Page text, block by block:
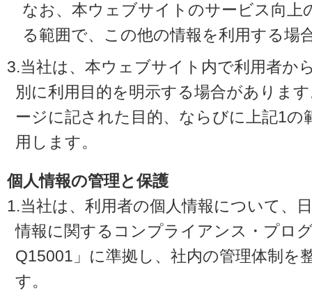
なお、本ウェブサイトのサービス向上
る範囲で、この他の情報を利用する場
3.当社は、本ウェブサイト内で利用者か
別に利用目的を明示する場合がありま
ージに記された目的、ならびに上記1の
用します。
個人情報の管理と保護
1.当社は、利用者の個人情報について、
情報に関するコンプライアンス・プロ
Q15001」に準拠し、社内の管理体制を
す。